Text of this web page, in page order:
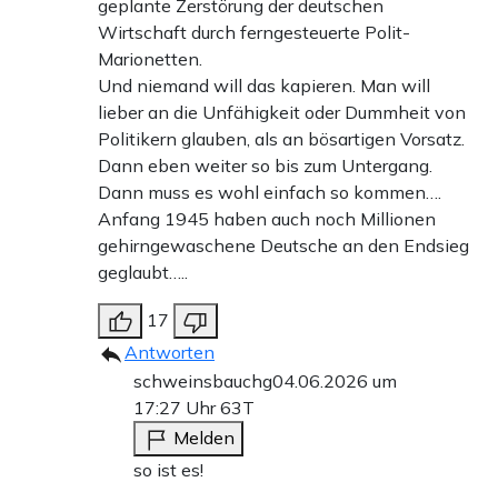
geplante Zerstörung der deutschen
Wirtschaft durch ferngesteuerte Polit-
Marionetten.
Und niemand will das kapieren. Man will
lieber an die Unfähigkeit oder Dummheit von
Politikern glauben, als an bösartigen Vorsatz.
Dann eben weiter so bis zum Untergang.
Dann muss es wohl einfach so kommen….
Anfang 1945 haben auch noch Millionen
gehirngewaschene Deutsche an den Endsieg
geglaubt…..
17
Antworten
schweinsbauchg04.06.2026 um
17:27 Uhr63T
Melden
so ist es!